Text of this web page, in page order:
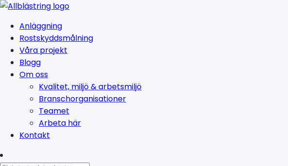
Anläggning
Rostskyddsmålning
Våra projekt
Blogg
Om oss
Kvalitet, miljö & arbetsmiljö
Branschorganisationer
Teamet
Arbeta här
Kontakt